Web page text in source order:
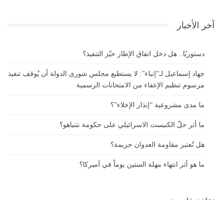
آخر الأخبار
دستوريًا.. هل دخل اتفاق الإطار حيّز التنفيذ؟
جهاد إسماعيل لـ”إنباء”: لا يستطيع مجلس شورى الدولة أن يُوقف تنفيذ
مرسوم تنظيم الإعفاء من الامتحانات الرسمية
ما مدى مشروعية “إنذار الإخلاء”؟
ما أثر حلّ الكنيست الاسرائيلي على حكومة نتنياهو؟
هل تُعتبر مقاومة العدوان جريمة؟
ما هو أثر انتهاء مهلة الستين يوماً في أميركا؟